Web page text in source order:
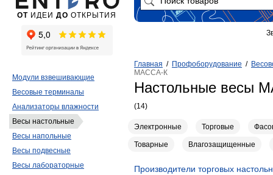
Главная / Профоборудование /
МАССА-К
Настольные весы
(14)
Электронные Торговые
Товарные Влагозащищенные
Производители торговых
Модули взвешивающие
Весовые терминалы
Анализаторы влажности
Весы настольные
Весы напольные
Весы подвесные
Весы лабораторные
ОТ ИДЕИ ДО ОТКРЫТИЯ